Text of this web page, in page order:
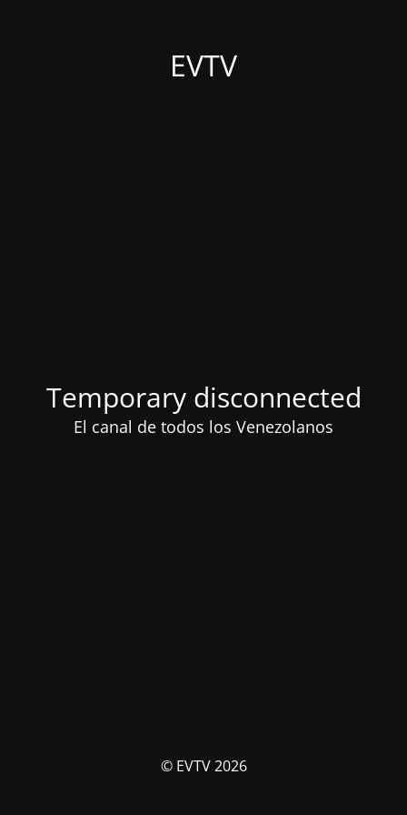
EVTV
Temporary disconnected
El canal de todos los Venezolanos
© EVTV 2026